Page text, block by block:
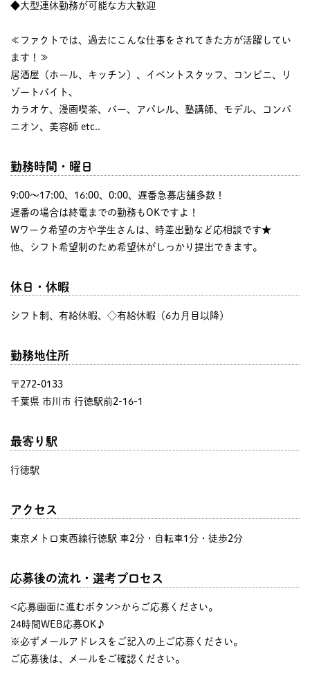
◆大型連休勤務が可能な方大歓迎
≪ファクトでは、過去にこんな仕事をされてきた方が活躍してい
ます！≫
居酒屋（ホール、キッチン）、イベントスタッフ、コンビニ、リ
ゾートバイト、
カラオケ、漫画喫茶、バー、アパレル、塾講師、モデル、コンパ
ニオン、美容師 etc..
勤務時間・曜日
9:00〜17:00、16:00、0:00、遅番急募店舗多数！
遅番の場合は終電までの勤務もOKですよ！
Wワーク希望の方や学生さんは、時差出勤など応相談です★
他、シフト希望制のため希望休がしっかり提出できます。
休日・休暇
シフト制、有給休暇、◇有給休暇（6カ月目以降）
勤務地住所
〒272-0133
千葉県 市川市 行徳駅前2-16-1
最寄り駅
行徳駅
アクセス
東京メトロ東西線行徳駅 車2分・自転車1分・徒歩2分
応募後の流れ・選考プロセス
<応募画面に進むボタン>からご応募ください。
24時間WEB応募OK♪
※必ずメールアドレスをご記入の上ご応募ください。
ご応募後は、メールをご確認ください。